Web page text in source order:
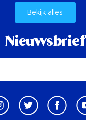
Bekijk alles
Nieuwsbrief